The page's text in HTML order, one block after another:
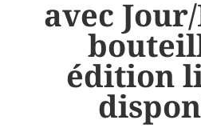
avec
édition